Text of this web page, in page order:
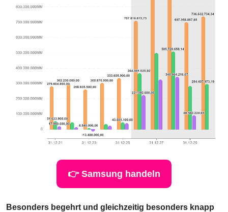
👉 Samsung handeln
Besonders begehrt und gleichzeitig besonders knapp